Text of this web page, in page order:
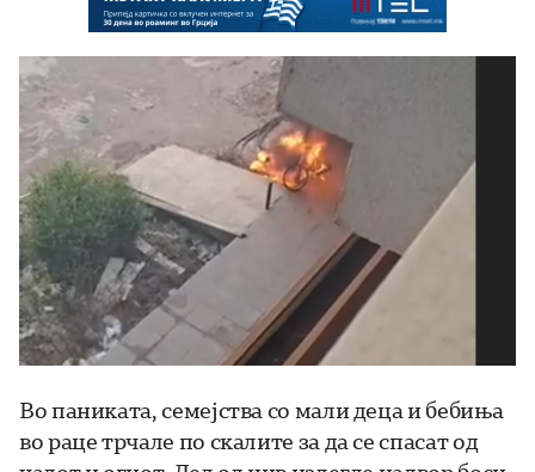
Во паниката, семејства со мали деца и бебиња
во раце трчале по скалите за да се спасат од